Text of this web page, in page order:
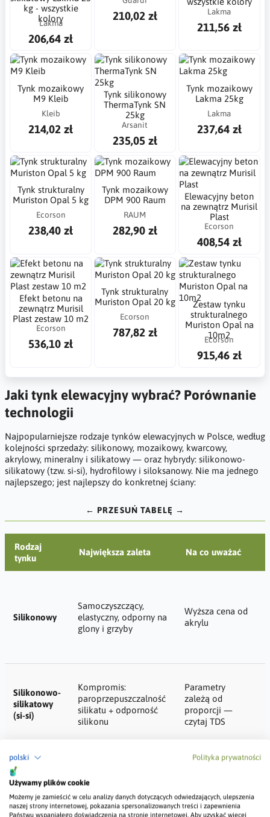
polski Polityka prywatności
Używamy plików cookie
Możemy je zamieścić w celu analizy danych dotyczących odwiedzających, ulepszenia
naszej strony internetowej, pokazania spersonalizowanych treści i zapewnienia
Państwu wspaniałego doświadczenia na stronie internetowej. Aby uzyskać więcej
kg - wszystkie
kolory
Lakma
206,64 zł
210,02 zł Lakma
211,56 zł
Tynk mozaikowy
M9 Kleib
Kleib
214,02 zł
Tynk silikonowy
ThermaTynk SN
25kg
Arsanit
235,05 zł
Tynk mozaikowy
Lakma 25kg
Lakma
237,64 zł
Tynk strukturalny
Muriston Opal 5 kg
Ecorson
238,40 zł
Tynk mozaikowy
DPM 900 Raum
RAUM
282,90 zł
Elewacyjny beton
na zewnątrz Murisil
Plast
Ecorson
408,54 zł
Efekt betonu na
zewnątrz Murisil
Plast zestaw 10 m2
Ecorson
536,10 zł
Tynk strukturalny
Muriston Opal 20 kg
Ecorson
787,82 zł
Zestaw tynku
strukturalnego
Muriston Opal na
10m2
Ecorson
915,46 zł
Jaki tynk elewacyjny wybrać? Porównanie
technologii
Najpopularniejsze rodzaje tynków elewacyjnych w Polsce, według
kolejności sprzedaży: silikonowy, mozaikowy, kwarcowy,
akrylowy, mineralny i silikatowy — oraz hybrydy: silikonowo-
silikatowy (tzw. si-si), hydrofilowy i siloksanowy. Nie ma jednego
najlepszego; jest najlepszy do konkretnej ściany:
← PRZESUŃ TABELĘ →
Rodzaj
tynku
Największa zaleta Na co uważać
Silikonowy
Samoczyszczący,
elastyczny, odporny na
glony i grzyby
Wyższa cena od
akrylu
Silikonowo-
silikatowy
(si-si)
Kompromis:
paroprzepuszczalność
silikatu + odporność
silikonu
Parametry
zależą od
proporcji —
czytaj TDS
Silikatowy
naturalnie zasadowy
— nie łapie glonów
Wymaga
ograniczona
paleta kolorów